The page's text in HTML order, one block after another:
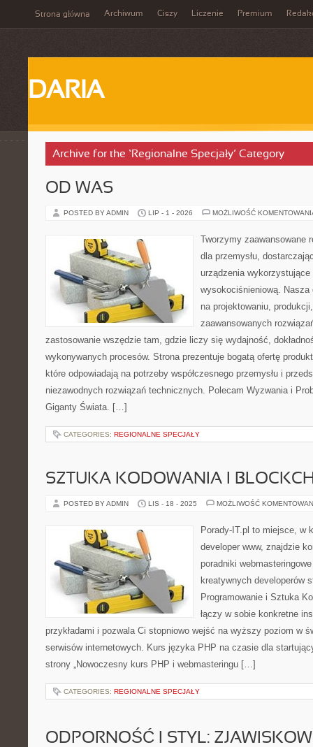
Strona główna Archiwum Ciszy Liczenie Premium
DARIA
Archive for the ‘Regionalne Specjały’ Category
OD WAS
POSTED BY ADMIN LIP - 1 - 2026 MOŻLIWOŚĆ
Tworzymy zaawansowane
dla przemysłu,
urządzenia wykorzystujące
wysokociśnieniową. Nasza
na projektowaniu,
zaawansowanych
zastosowanie wszędzie tam, gdzie liczy się wydajność,
wykonywanych procesów. Strona prezentuje bogatą ofertę
które odpowiadają na potrzeby współczesnego przemysłu i
niezawodnych rozwiązań technicznych. Polecam Wyzwania i
Giganty Świata. […]
CATEGORIES: REGIONALNE SPECJAŁY
SZTUKA KODOWANIA I
POSTED BY ADMIN LIS - 18 - 2025 MOŻLIWOŚĆ
Porady-IT.pl to miejsce, w
developer www, znajdzie
poradniki
kreatywnych developerów
Programowanie i Sztuka
łączy w sobie konkretne
przykładami i pozwala Ci stopniowo wejść na wyższy poziom w
serwisów internetowych. Kurs języka PHP na czasie dla
strony „Nowoczesny kurs PHP i webmasteringu […]
CATEGORIES: REGIONALNE SPECJAŁY
ODPORNOŚĆ I STYL: